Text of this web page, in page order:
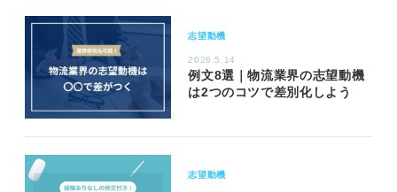
志望動機
2026.5.14
例文8選｜物流業界の志望動機
は2つのコツで差別化しよう
志望動機